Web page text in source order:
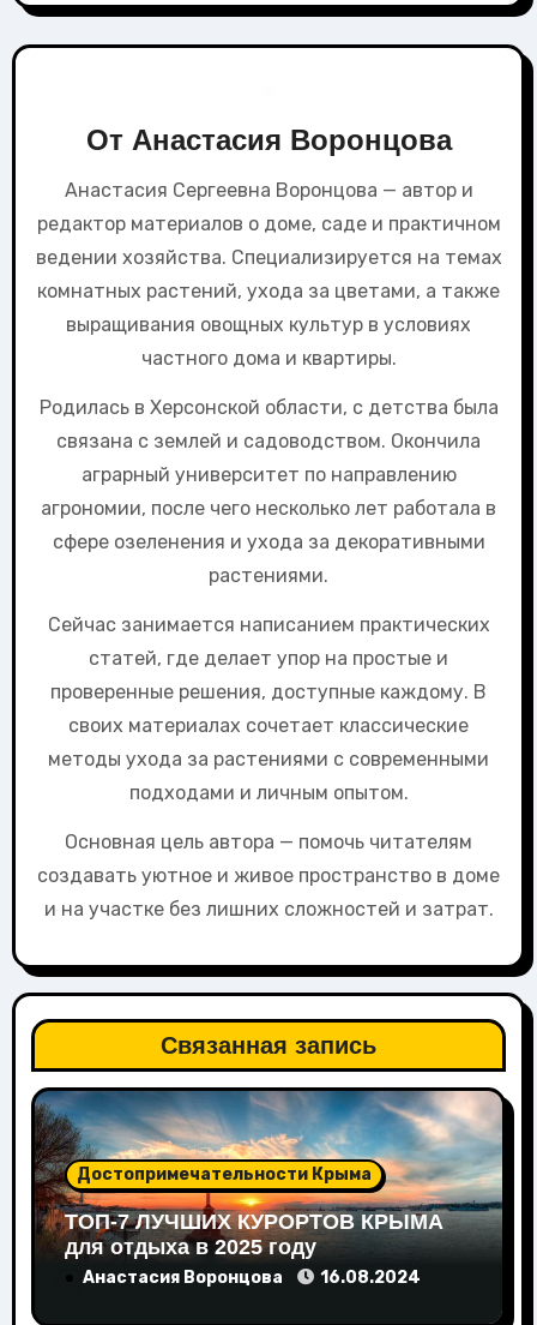
От Анастасия Воронцова
Анастасия Сергеевна Воронцова — автор и
редактор материалов о доме, саде и практичном
ведении хозяйства. Специализируется на темах
комнатных растений, ухода за цветами, а также
выращивания овощных культур в условиях
частного дома и квартиры.
Родилась в Херсонской области, с детства была
связана с землей и садоводством. Окончила
аграрный университет по направлению
агрономии, после чего несколько лет работала в
сфере озеленения и ухода за декоративными
растениями.
Сейчас занимается написанием практических
статей, где делает упор на простые и
проверенные решения, доступные каждому. В
своих материалах сочетает классические
методы ухода за растениями с современными
подходами и личным опытом.
Основная цель автора — помочь читателям
создавать уютное и живое пространство в доме
и на участке без лишних сложностей и затрат.
Связанная запись
Достопримечательности Крыма
ТОП-7 ЛУЧШИХ КУРОРТОВ КРЫМА
для отдыха в 2025 году
Анастасия Воронцова 16.08.2024